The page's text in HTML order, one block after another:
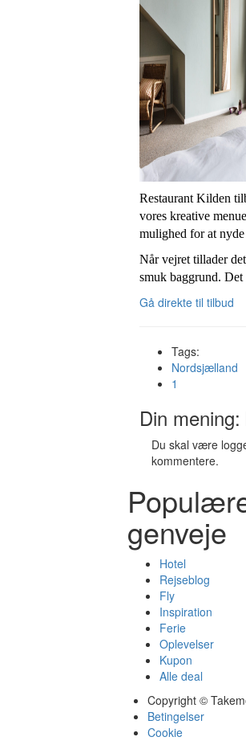
Restaurant Kilden
vores kreative
mulighed for at
Når vejret tillader
smuk baggrund.
Gå direkte til tilbud
Tags:
Nordsjælland
1
Din
Du skal være
kommentere.
genveje
Hotel
Rejseblog
Fly
Inspiration
Ferie
Oplevelser
Kupon
Alle deal
Copyright ©
Betingelser
Cookie